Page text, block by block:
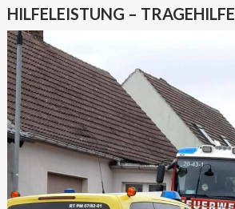
HILFELEISTUNG – TRAGEHILFE